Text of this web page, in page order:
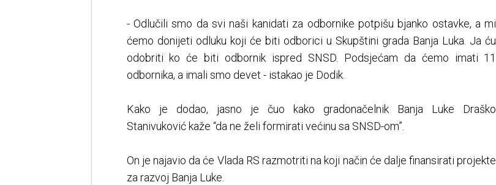
- Odlučili smo da svi naši kanidati za odbornike potpišu bjanko ostavke, a mi
ćemo donijeti odluku koji će biti odborici u Skupštini grada Banja Luka. Ja ću
odobriti ko će biti odbornik ispred SNSD. Podsjećam da ćemo imati 11
odbornika, a imali smo devet - istakao je Dodik.
Kako je dodao, jasno je čuo kako gradonačelnik Banja Luke Draško
Stanivuković kaže “da ne želi formirati većinu sa SNSD-om”.
On je najavio da će Vlada RS razmotriti na koji način će dalje finansirati projekte
za razvoj Banja Luke.